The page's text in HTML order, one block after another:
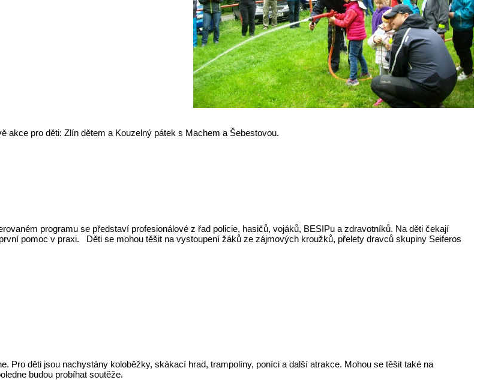
akce pro děti: Zlín dětem a Kouzelný pátek s Machem a Šebestovou.
programu se představí profesionálové z řad policie, hasičů, vojáků, BESIPu a zdravotníků. Na děti čekají
pomoc v praxi. Děti se mohou těšit na vystoupení žáků ze zájmových kroužků, přelety dravců skupiny Seiferos
Pro děti jsou nachystány koloběžky, skákací hrad, trampolíny, poníci a další atrakce. Mohou se těšit také na
budou probíhat soutěže.